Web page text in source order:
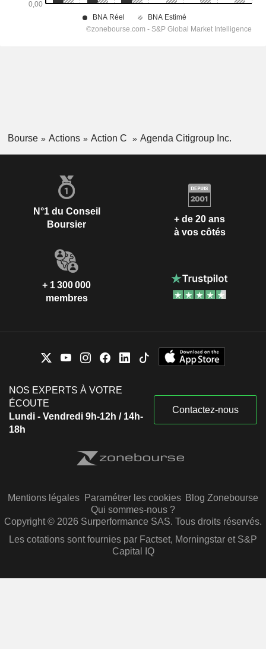
Bourse Actions Action C Agenda Citigroup Inc.
N°1 du Conseil
Boursier
+ de 20 ans
à vos côtés
+ 1 300 000
membres
NOS EXPERTS À VOTRE
ÉCOUTE
Lundi - Vendredi 9h-12h / 14h-
18h
Contactez-nous
Mentions légales Paramétrer les cookies Blog Zonebourse
Qui sommes-nous ?
Copyright © 2026 Surperformance SAS. Tous droits réservés.
Les cotations sont fournies par Factset, Morningstar et S&P
Capital IQ